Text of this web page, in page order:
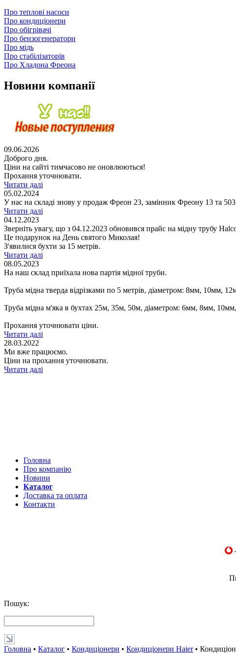
Про теплові насоси
Про кондиціонери
Про обігрівачі
Про бензогенератори
Про мідь
Про стабілізаторів
Про Хладона Фреона
Новини компанії
09.06.2026
Доброго дня.
Ціни на сайті тимчасово не оновлюються!
Прохання уточнювати.
Читати далі
05.02.2024
У нас на складі знову у продаж Фреон 23, замінник Фреону 13 та
Читати далі
04.12.2023
Зверніть увагу, що з 04.12.2023 обновився прайс на мідну трубу
Це подарунок на День святого Миколая!
З'явилися бухти за 15 метрів.
Читати далі
08.05.2023
На наш склад приїхала нова партія мідної труби.
Труба мідна тверда відрізками по 5 метрів, діаметром: 8мм,
Труба мідна м'яка в бухтах 25м, 35м, 50м, діаметром: 6мм, 8мм,
Прохання уточнювати ціни.
Читати далі
28.03.2022
Ми вже працюємо.
Ціни на прохання уточнювати.
Читати далі
Головна
Про компанію
Новини
Каталог
Доставка та оплата
Контакти
Пошук:
Головна • Каталог • Кондиціонери • Кондиціонери Haier•